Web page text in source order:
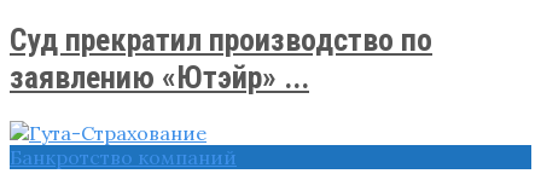
Суд прекратил производство по
заявлению «Ютэйр» ...
Банкротство компаний